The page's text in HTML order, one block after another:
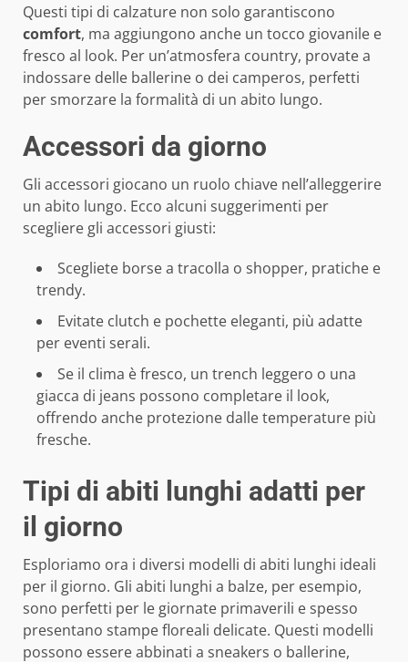
Questi tipi di calzature non solo garantiscono
comfort, ma aggiungono anche un tocco giovanile e
fresco al look. Per un’atmosfera country, provate a
indossare delle ballerine o dei camperos, perfetti
per smorzare la formalità di un abito lungo.
Accessori da giorno
Gli accessori giocano un ruolo chiave nell’alleggerire
un abito lungo. Ecco alcuni suggerimenti per
scegliere gli accessori giusti:
Scegliete borse a tracolla o shopper, pratiche e
trendy.
Evitate clutch e pochette eleganti, più adatte
per eventi serali.
Se il clima è fresco, un trench leggero o una
giacca di jeans possono completare il look,
offrendo anche protezione dalle temperature più
fresche.
Tipi di abiti lunghi adatti per
il giorno
Esploriamo ora i diversi modelli di abiti lunghi ideali
per il giorno. Gli abiti lunghi a balze, per esempio,
sono perfetti per le giornate primaverili e spesso
presentano stampe floreali delicate. Questi modelli
possono essere abbinati a sneakers o ballerine,